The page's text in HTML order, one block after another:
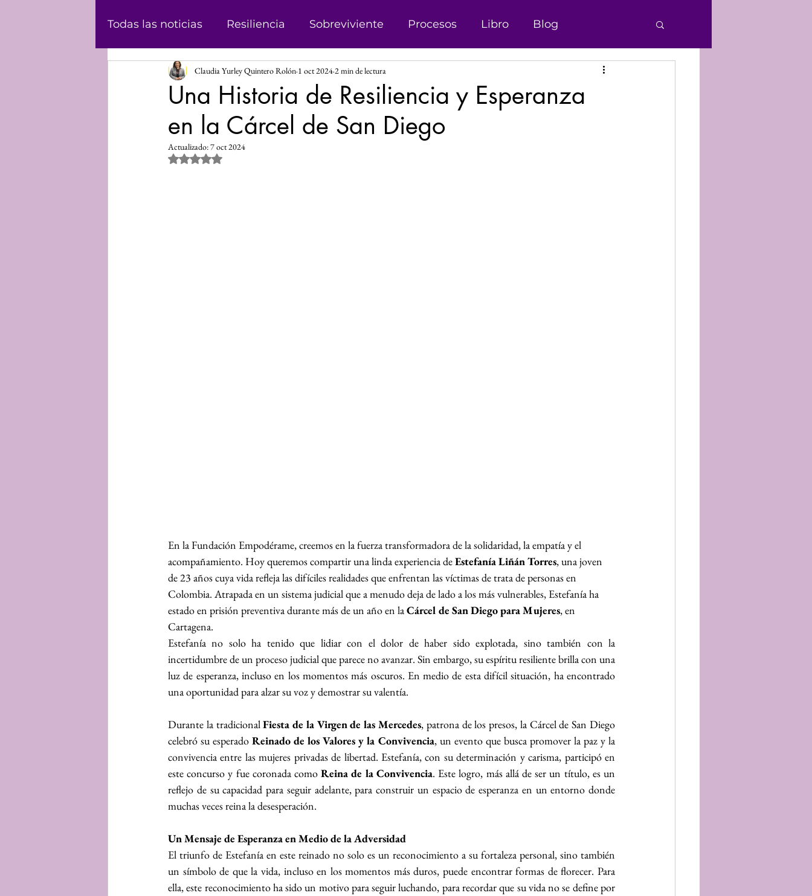
Todas las noticias Resiliencia Sobreviviente Procesos Libro Blog
Masculinidad Abolicionismo Campañas
Historias Justicia Matrimonio Infantil
Podcast Violencia de Género
Una Historia de Resiliencia y Esperanza
en la Cárcel de San Diego
Claudia Yurley Quintero Rolón 1 oct 2024 2 min de lectura
Actualizado:7 oct 2024
Obtuvo NaN de 5 estrellas.
En la Fundación Empodérame, creemos en la fuerza transformadora de la solidaridad, la empatía y el
acompañamiento. Hoy queremos compartir una linda experiencia de Estefanía Liñán Torres, una joven
de 23 años cuya vida refleja las difíciles realidades que enfrentan las víctimas de trata de personas en
Colombia. Atrapada en un sistema judicial que a menudo deja de lado a los más vulnerables, Estefanía ha
estado en prisión preventiva durante más de un año en la Cárcel de San Diego para Mujeres, en
Cartagena.
Estefanía no solo ha tenido que lidiar con el dolor de haber sido explotada, sino también con la
incertidumbre de un proceso judicial que parece no avanzar. Sin embargo, su espíritu resiliente brilla con una
luz de esperanza, incluso en los momentos más oscuros. En medio de esta difícil situación, ha encontrado
una oportunidad para alzar su voz y demostrar su valentía.
Durante la tradicional Fiesta de la Virgen de las Mercedes, patrona de los presos, la Cárcel de San Diego
celebró su esperado Reinado de los Valores y la Convivencia, un evento que busca promover la paz y la
convivencia entre las mujeres privadas de libertad. Estefanía, con su determinación y carisma, participó en
este concurso y fue coronada como Reina de la Convivencia. Este logro, más allá de ser un título, es un
reflejo de su capacidad para seguir adelante, para construir un espacio de esperanza en un entorno donde
muchas veces reina la desesperación.
Un Mensaje de Esperanza en Medio de la Adversidad
El triunfo de Estefanía en este reinado no solo es un reconocimiento a su fortaleza personal, sino también
un símbolo de que la vida, incluso en los momentos más duros, puede encontrar formas de florecer. Para
ella, este reconocimiento ha sido un motivo para seguir luchando, para recordar que su vida no se define por